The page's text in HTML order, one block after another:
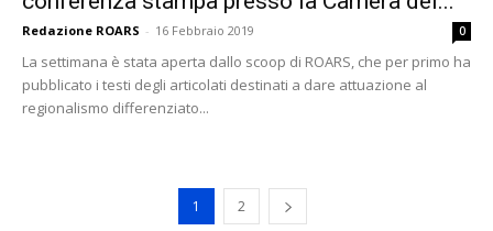
Redazione ROARS - 16 Febbraio 2019 0
La settimana è stata aperta dallo scoop di ROARS, che per primo ha
pubblicato i testi degli articolati destinati a dare attuazione al
regionalismo differenziato...
1 2